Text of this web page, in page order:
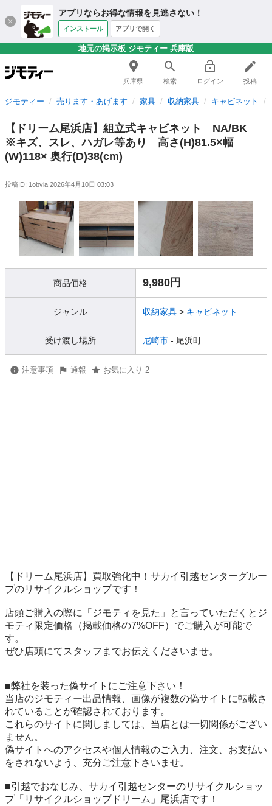
アプリならお得な情報を見逃さない！
インストール アプリで開く
地元の掲示板 ジモティー 兵庫版
兵庫県 検索 ログイン 投稿
ジモティー 売ります・あげます 家具 収納家具 キャビネット
【ドリーム尾浜店】組立式キャビネット NA/BK
※キズ、スレ、ハガレ等あり 高さ(H)81.5×幅
(W)118× 奥行(D)38(cm)
投稿ID: 1obvia 2026年4月10日 03:03
商品価格 9,980円
ジャンル 収納家具 > キャビネット
受け渡し場所 尼崎市 - 尾浜町
注意事項 通報 お気に入り 2
【ドリーム尾浜店】買取強化中！サカイ引越センターグルー
プのリサイクルショップです！
店頭ご購入の際に「ジモティを見た」と言っていただくとジ
モティ限定価格（掲載価格の7%OFF）でご購入が可能で
す。
ぜひ店頭にてスタッフまでお伝えくださいませ。
■弊社を装った偽サイトにご注意下さい！
当店のジモティー出品情報、画像が複数の偽サイトに転載さ
れていることが確認されております。
これらのサイトに関しましては、当店とは一切関係がござい
ません。
偽サイトへのアクセスや個人情報のご入力、注文、お支払い
をされないよう、充分ご注意下さいませ。
■引越でおなじみ、サカイ引越センターのリサイクルショッ
プ「リサイクルショップドリーム」尾浜店です！